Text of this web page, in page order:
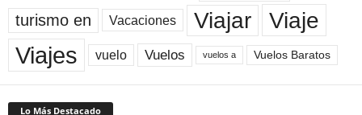
turismo en Vacaciones Viajar Viaje
Viajes vuelo Vuelos vuelos a Vuelos Baratos
Lo Más Destacado